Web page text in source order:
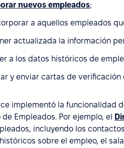
nuevos empleados;
a aquellos empleados
actualizada la información
a los datos históricos de
y enviar cartas de verificación
implementó la funcionalidad
Empleados. Por ejemplo, el
incluyendo los
sobre el empleo, el